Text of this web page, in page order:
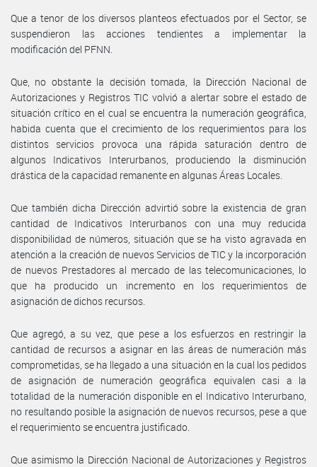
Que a tenor de los diversos planteos efectuados por el Sector, se
suspendieron las acciones tendientes a implementar la
modificación del PFNN.
Que, no obstante la decisión tomada, la Dirección Nacional de
Autorizaciones y Registros TIC volvió a alertar sobre el estado de
situación crítico en el cual se encuentra la numeración geográfica,
habida cuenta que el crecimiento de los requerimientos para los
distintos servicios provoca una rápida saturación dentro de
algunos Indicativos Interurbanos, produciendo la disminución
drástica de la capacidad remanente en algunas Áreas Locales.
Que también dicha Dirección advirtió sobre la existencia de gran
cantidad de Indicativos Interurbanos con una muy reducida
disponibilidad de números, situación que se ha visto agravada en
atención a la creación de nuevos Servicios de TIC y la incorporación
de nuevos Prestadores al mercado de las telecomunicaciones, lo
que ha producido un incremento en los requerimientos de
asignación de dichos recursos.
Que agregó, a su vez, que pese a los esfuerzos en restringir la
cantidad de recursos a asignar en las áreas de numeración más
comprometidas, se ha llegado a una situación en la cual los pedidos
de asignación de numeración geográfica equivalen casi a la
totalidad de la numeración disponible en el Indicativo Interurbano,
no resultando posible la asignación de nuevos recursos, pese a que
el requerimiento se encuentra justificado.
Que asimismo la Dirección Nacional de Autorizaciones y Registros